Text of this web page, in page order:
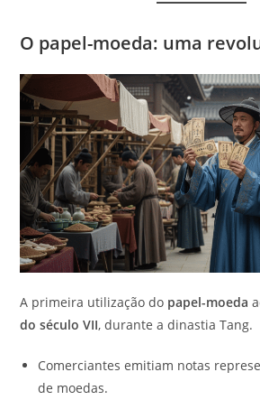
O papel-moeda: uma
A primeira utilização do papel-moeda
do século VII, durante a dinastia Tang.
Comerciantes emitiam notas
de moedas.